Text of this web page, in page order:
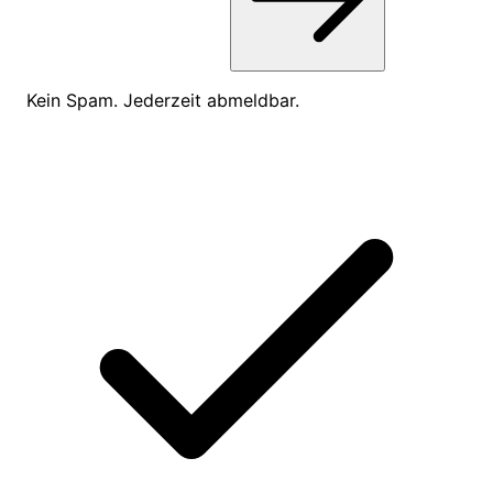
Kein Spam. Jederzeit abmeldbar.